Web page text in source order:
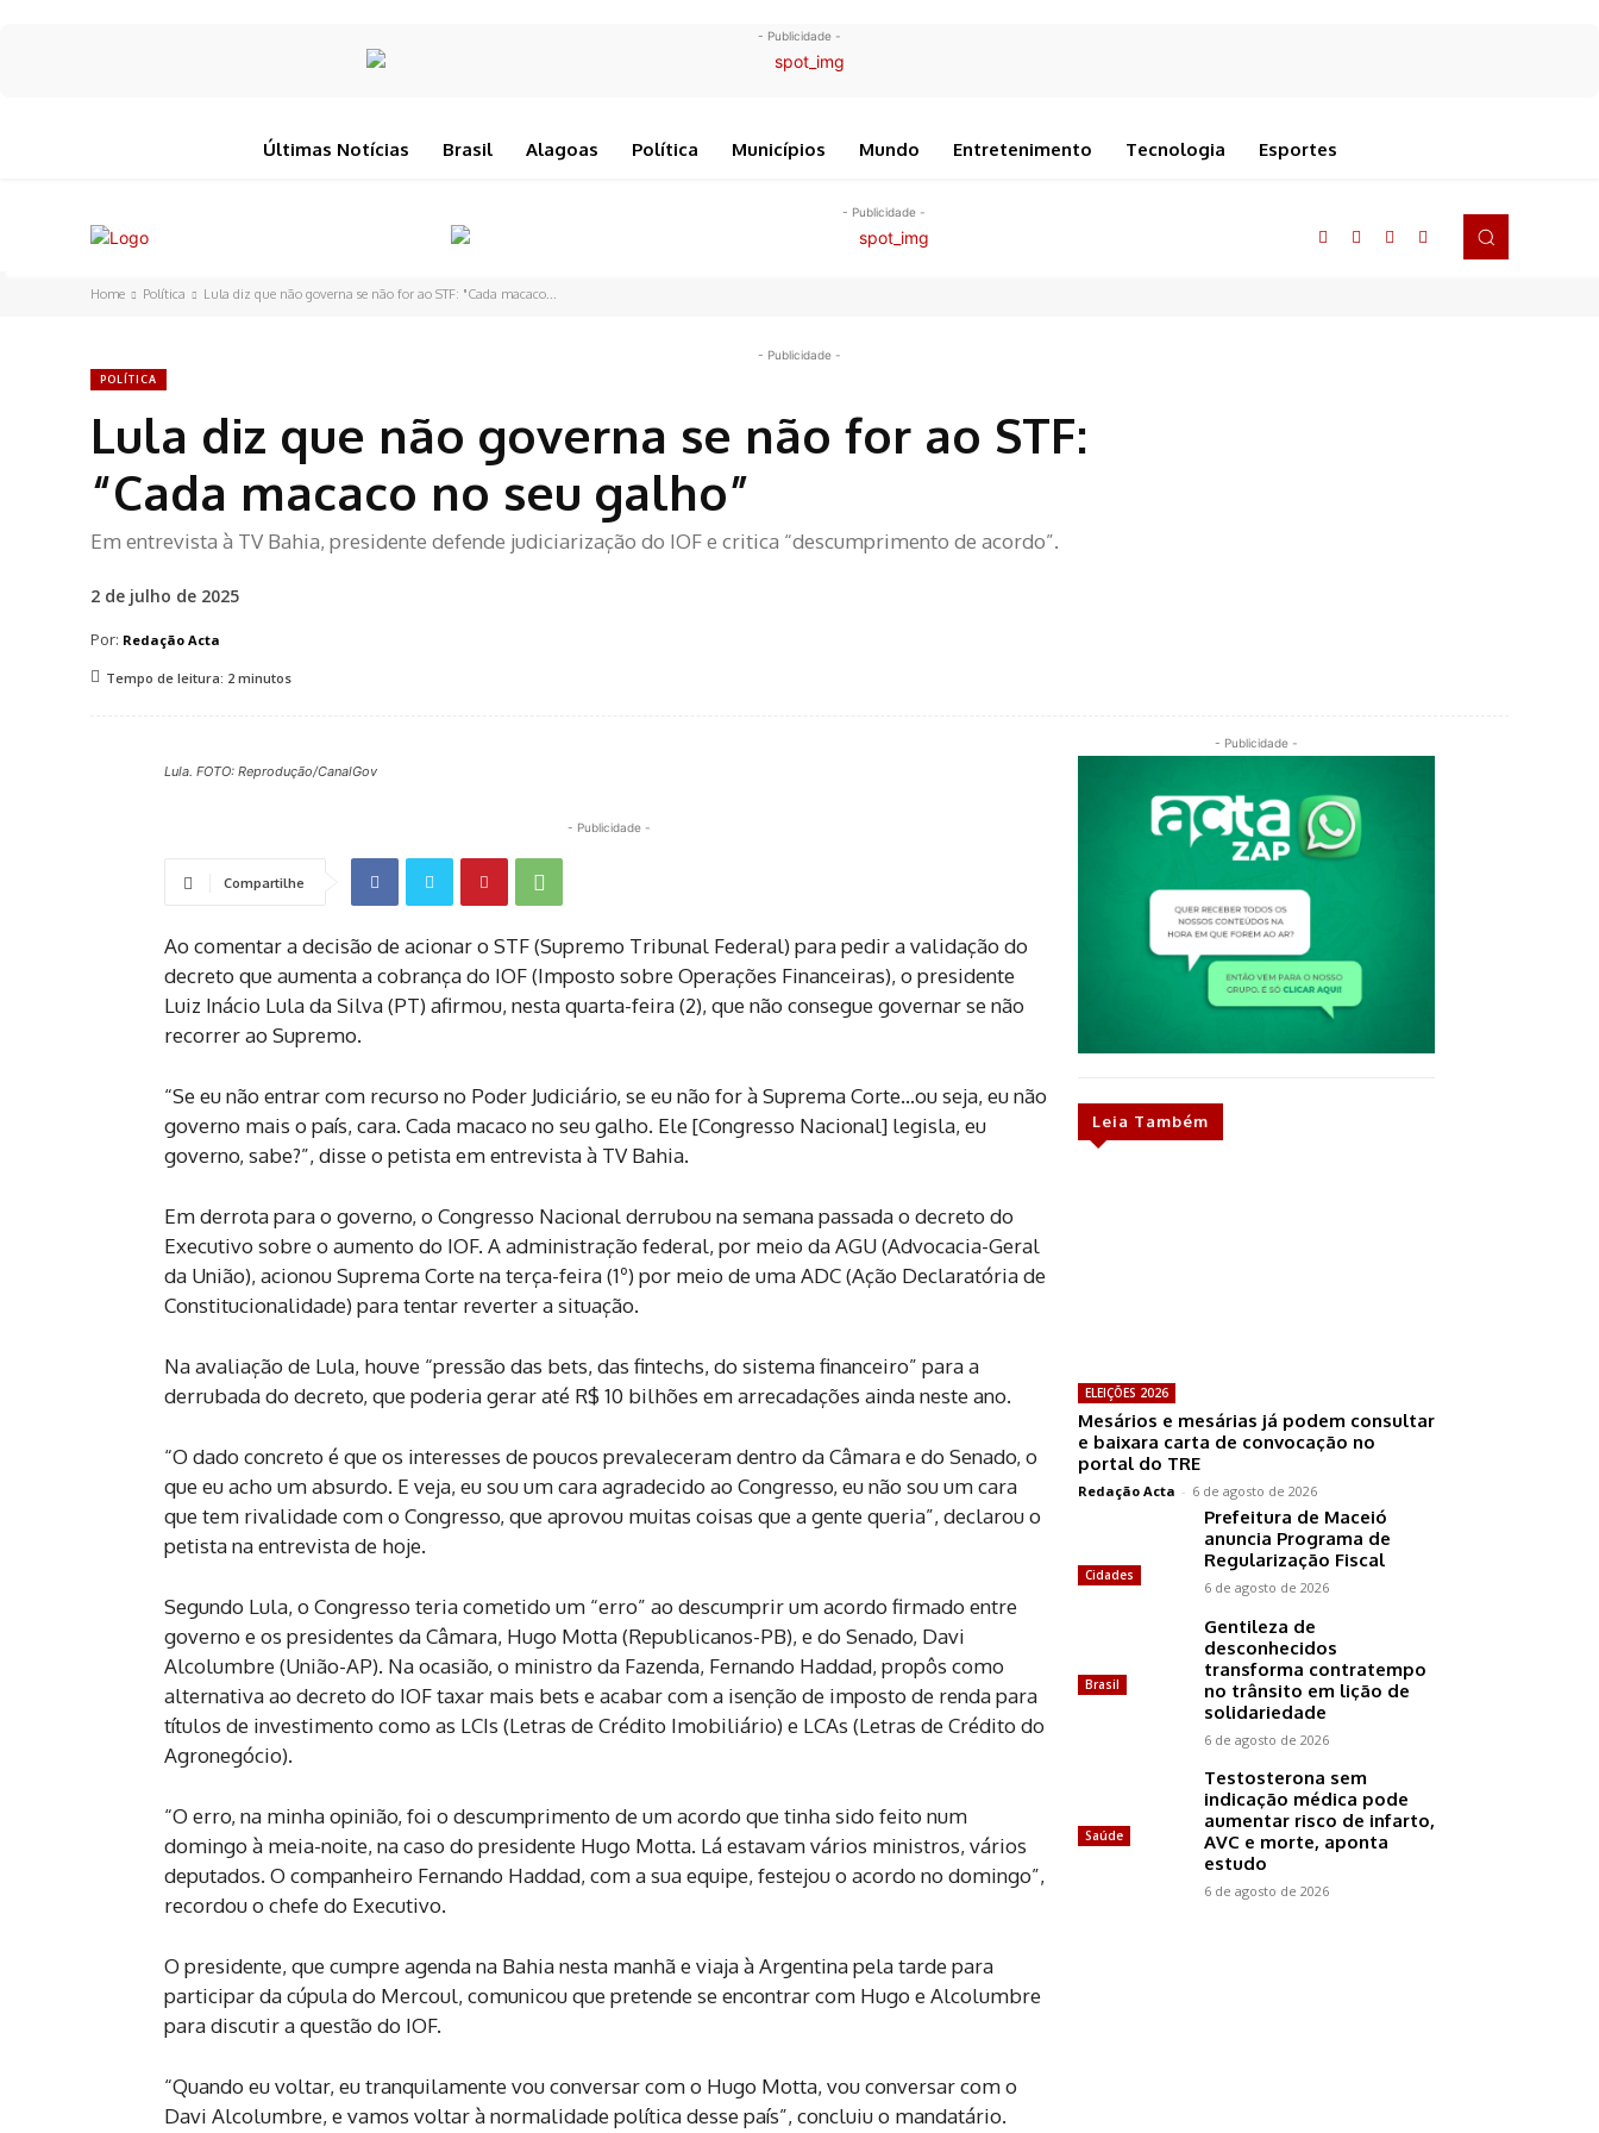
- Publicidade -
Últimas Notícias Brasil Alagoas Política Municípios Mundo Entretenimento Tecnologia Esportes
- Publicidade -
Home Política Lula diz que não governa se não for ao STF: "Cada macaco...
- Publicidade -
POLÍTICA
Lula diz que não governa se não for ao STF:
“Cada macaco no seu galho”
Em entrevista à TV Bahia, presidente defende judiciarização do IOF e critica “descumprimento de acordo”.
2 de julho de 2025
Por: Redação Acta
Tempo de leitura: 2 minutos
Lula. FOTO: Reprodução/CanalGov
- Publicidade -
Compartilhe
Ao comentar a decisão de acionar o STF (Supremo Tribunal Federal) para pedir a validação do
decreto que aumenta a cobrança do IOF (Imposto sobre Operações Financeiras), o presidente
Luiz Inácio Lula da Silva (PT) afirmou, nesta quarta-feira (2), que não consegue governar se não
recorrer ao Supremo.
“Se eu não entrar com recurso no Poder Judiciário, se eu não for à Suprema Corte…ou seja, eu não
governo mais o país, cara. Cada macaco no seu galho. Ele [Congresso Nacional] legisla, eu
governo, sabe?”, disse o petista em entrevista à TV Bahia.
Em derrota para o governo, o Congresso Nacional derrubou na semana passada o decreto do
Executivo sobre o aumento do IOF. A administração federal, por meio da AGU (Advocacia-Geral
da União), acionou Suprema Corte na terça-feira (1º) por meio de uma ADC (Ação Declaratória de
Constitucionalidade) para tentar reverter a situação.
Na avaliação de Lula, houve “pressão das bets, das fintechs, do sistema financeiro” para a
derrubada do decreto, que poderia gerar até R$ 10 bilhões em arrecadações ainda neste ano.
“O dado concreto é que os interesses de poucos prevaleceram dentro da Câmara e do Senado, o
que eu acho um absurdo. E veja, eu sou um cara agradecido ao Congresso, eu não sou um cara
que tem rivalidade com o Congresso, que aprovou muitas coisas que a gente queria”, declarou o
petista na entrevista de hoje.
Segundo Lula, o Congresso teria cometido um “erro” ao descumprir um acordo firmado entre
governo e os presidentes da Câmara, Hugo Motta (Republicanos-PB), e do Senado, Davi
Alcolumbre (União-AP). Na ocasião, o ministro da Fazenda, Fernando Haddad, propôs como
alternativa ao decreto do IOF taxar mais bets e acabar com a isenção de imposto de renda para
títulos de investimento como as LCIs (Letras de Crédito Imobiliário) e LCAs (Letras de Crédito do
Agronegócio).
“O erro, na minha opinião, foi o descumprimento de um acordo que tinha sido feito num
domingo à meia-noite, na caso do presidente Hugo Motta. Lá estavam vários ministros, vários
deputados. O companheiro Fernando Haddad, com a sua equipe, festejou o acordo no domingo”,
recordou o chefe do Executivo.
O presidente, que cumpre agenda na Bahia nesta manhã e viaja à Argentina pela tarde para
participar da cúpula do Mercoul, comunicou que pretende se encontrar com Hugo e Alcolumbre
para discutir a questão do IOF.
“Quando eu voltar, eu tranquilamente vou conversar com o Hugo Motta, vou conversar com o
Davi Alcolumbre, e vamos voltar à normalidade política desse país”, concluiu o mandatário.
- Publicidade -
Leia Também
ELEIÇÕES 2026
Mesários e mesárias já podem consultar
e baixara carta de convocação no
portal do TRE
Redação Acta - 6 de agosto de 2026
Cidades
Prefeitura de Maceió
anuncia Programa de
Regularização Fiscal
6 de agosto de 2026
Brasil
Gentileza de
desconhecidos
transforma contratempo
no trânsito em lição de
solidariedade
6 de agosto de 2026
Saúde
Testosterona sem
indicação médica pode
aumentar risco de infarto,
AVC e morte, aponta
estudo
6 de agosto de 2026